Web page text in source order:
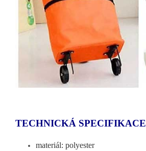
TECHNICKÁ SPECIFIKACE
materiál: polyester